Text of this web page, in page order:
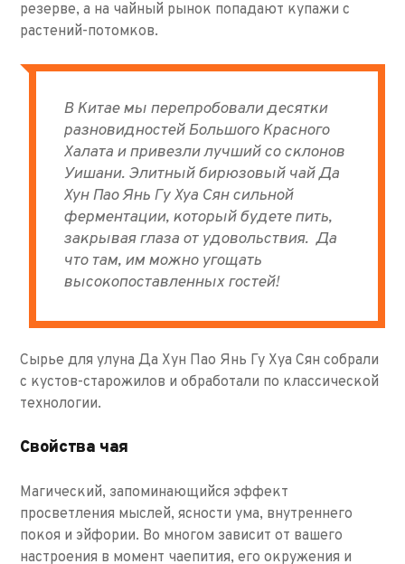
резерве, а на чайный рынок попадают купажи с
растений-потомков.
В Китае мы перепробовали десятки
разновидностей Большого Красного
Халата и привезли лучший со склонов
Уишани. Элитный бирюзовый чай Да
Хун Пао Янь Гу Хуа Сян сильной
ферментации, который будете пить,
закрывая глаза от удовольствия. Да
что там, им можно угощать
высокопоставленных гостей!
Сырье для улуна Да Хун Пао Янь Гу Хуа Сян собрали
с кустов-старожилов и обработали по классической
технологии.
Свойства чая
Магический, запоминающийся эффект
просветления мыслей, ясности ума, внутреннего
покоя и эйфории. Во многом зависит от вашего
настроения в момент чаепития, его окружения и